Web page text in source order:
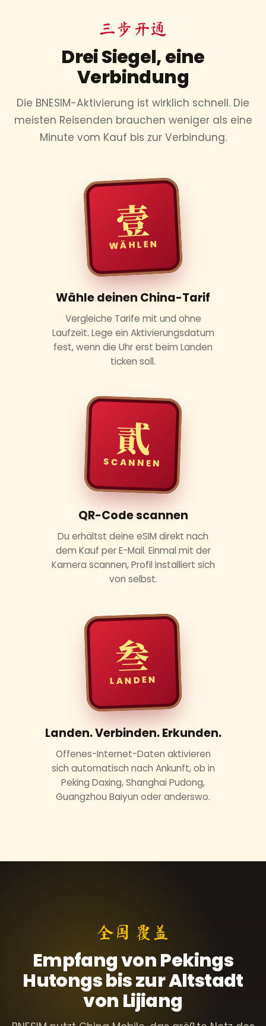
三步开通
Drei Siegel, eine
Verbindung
Die BNESIM-Aktivierung ist wirklich schnell. Die
meisten Reisenden brauchen weniger als eine
Minute vom Kauf bis zur Verbindung.
壹
WÄHLEN
Wähle deinen China-Tarif
Vergleiche Tarife mit und ohne
Laufzeit. Lege ein Aktivierungsdatum
fest, wenn die Uhr erst beim Landen
ticken soll.
貳
SCANNEN
QR-Code scannen
Du erhältst deine eSIM direkt nach
dem Kauf per E-Mail. Einmal mit der
Kamera scannen, Profil installiert sich
von selbst.
叁
LANDEN
Landen. Verbinden. Erkunden.
Offenes-Internet-Daten aktivieren
sich automatisch nach Ankunft, ob in
Peking Daxing, Shanghai Pudong,
Guangzhou Baiyun oder anderswo.
全国 覆盖
Empfang von Pekings
Hutongs bis zur Altstadt
von Lijiang